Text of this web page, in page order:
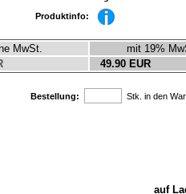
Produktinfo:
MwSt. mit 19%
49.90 EUR
Bestellung: Stk. in den
auf